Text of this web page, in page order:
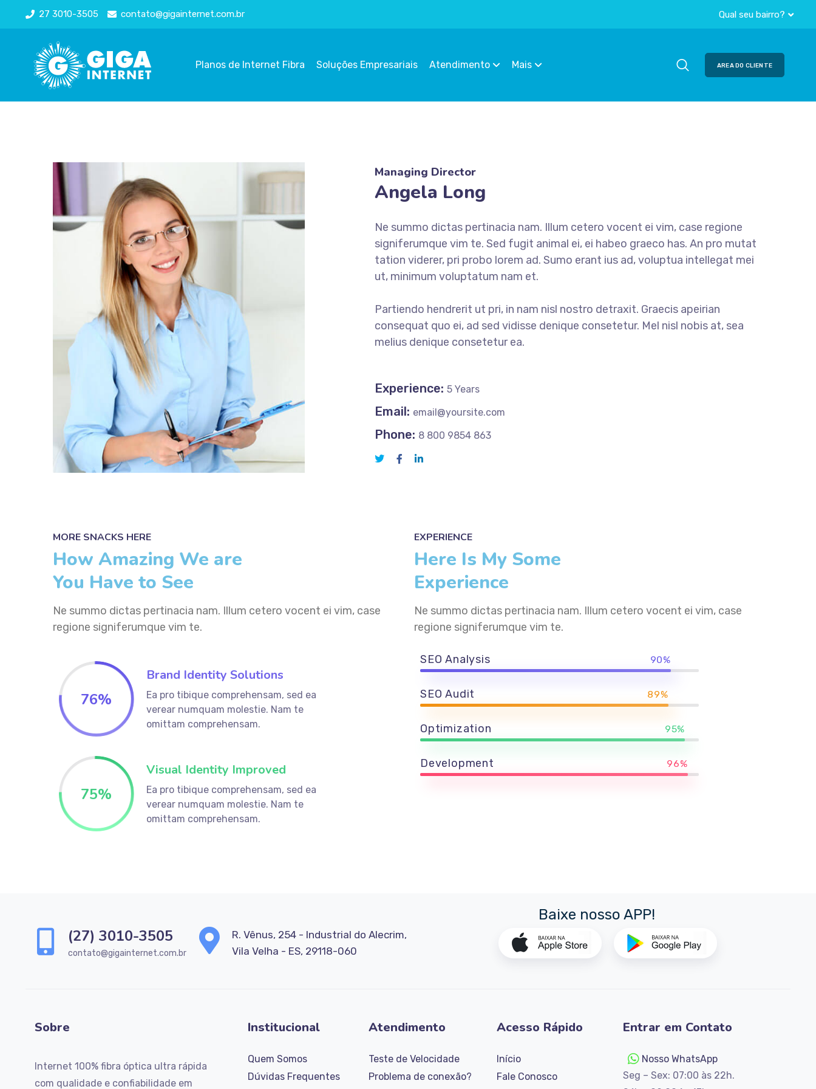
27 3010-3505 contato@gigainternet.com.br Qual seu bairro?
Planos de Internet Fibra Soluções Empresariais Atendimento Mais AREA DO CLIENTE
Managing Director
Angela Long
Ne summo dictas pertinacia nam. Illum cetero vocent ei vim, case regione
signiferumque vim te. Sed fugit animal ei, ei habeo graeco has. An pro mutat
tation viderer, pri probo lorem ad. Sumo erant ius ad, voluptua intellegat mei
ut, minimum voluptatum nam et.
Partiendo hendrerit ut pri, in nam nisl nostro detraxit. Graecis apeirian
consequat quo ei, ad sed vidisse denique consetetur. Mel nisl nobis at, sea
melius denique consetetur ea.
Experience: 5 Years
Email: email@yoursite.com
Phone: 8 800 9854 863
MORE SNACKS HERE
How Amazing We are
You Have to See
Ne summo dictas pertinacia nam. Illum cetero vocent ei vim, case
regione signiferumque vim te.
76%
Brand Identity Solutions
Ea pro tibique comprehensam, sed ea
verear numquam molestie. Nam te
omittam comprehensam.
75%
Visual Identity Improved
Ea pro tibique comprehensam, sed ea
verear numquam molestie. Nam te
omittam comprehensam.
EXPERIENCE
Here Is My Some
Experience
Ne summo dictas pertinacia nam. Illum cetero vocent ei vim, case
regione signiferumque vim te.
SEO Analysis 90%
SEO Audit 89%
Optimization 95%
Development 96%
(27) 3010-3505
contato@gigainternet.com.br
R. Vênus, 254 - Industrial do Alecrim,
Vila Velha - ES, 29118-060
Baixe nosso APP!
Sobre
Internet 100% fibra óptica ultra rápida
com qualidade e confiabilidade em
Institucional
Quem Somos
Dúvidas Frequentes
Atendimento
Teste de Velocidade
Problema de conexão?
Acesso Rápido
Início
Fale Conosco
Entrar em Contato
Nosso WhatsApp
Seg – Sex: 07:00 às 22h.